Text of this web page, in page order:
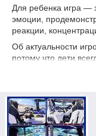
Для ребенка игра —
эмоции,
реакции,
Об актуальности
потому что дети
позволить не
оборудование,
манит их как никогда.
Родители, проходя